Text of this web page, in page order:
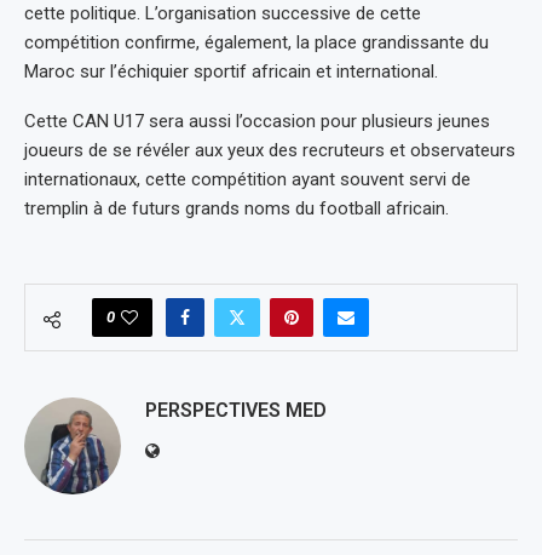
cette politique. L’organisation successive de cette
compétition confirme, également, la place grandissante du
Maroc sur l’échiquier sportif africain et international.
Cette CAN U17 sera aussi l’occasion pour plusieurs jeunes
joueurs de se révéler aux yeux des recruteurs et observateurs
internationaux, cette compétition ayant souvent servi de
tremplin à de futurs grands noms du football africain.
0
PERSPECTIVES MED